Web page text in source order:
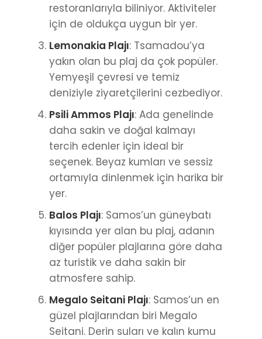
restoranlarıyla biliniyor. Aktiviteler
için de oldukça uygun bir yer.
Lemonakia Plajı: Tsamadou’ya
yakın olan bu plaj da çok popüler.
Yemyeşil çevresi ve temiz
deniziyle ziyaretçilerini cezbediyor.
Psili Ammos Plajı: Ada genelinde
daha sakin ve doğal kalmayı
tercih edenler için ideal bir
seçenek. Beyaz kumları ve sessiz
ortamıyla dinlenmek için harika bir
yer.
Balos Plajı: Samos’un güneybatı
kıyısında yer alan bu plaj, adanın
diğer popüler plajlarına göre daha
az turistik ve daha sakin bir
atmosfere sahip.
Megalo Seitani Plajı: Samos’un en
güzel plajlarından biri Megalo
Seitani. Derin suları ve kalın kumu